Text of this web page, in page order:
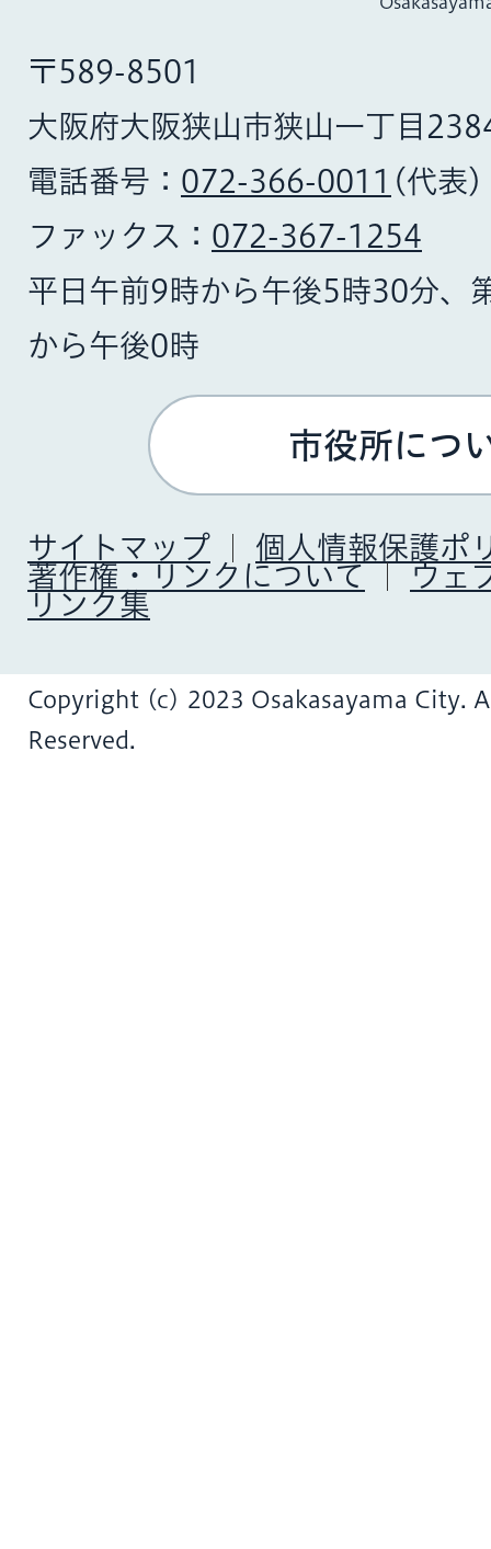
〒589-8501
大阪府大阪狭山市狭山一丁目
電話番号： 072-366-0011 (代表)
ファックス： 072-367-1254
平日午前9時から午後5時30分、
から午後0時
市役所につ
サイトマップ
個人情報保護ポ
著作権・リンクについて
ウェ
リンク集
Copyright (c) 2023 Osakasayama City.
Reserved.